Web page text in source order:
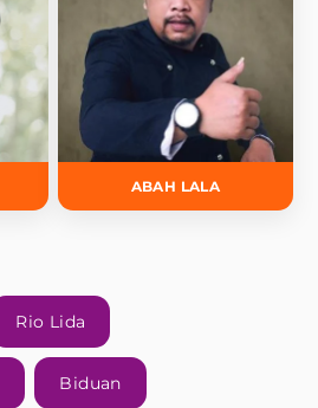
ABAH LALA
Rio Lida
Biduan